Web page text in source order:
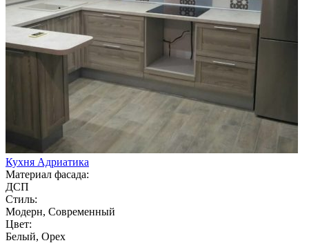
Кухня Адриатика
Материал фасада:
ДСП
Стиль:
Модерн, Современный
Цвет:
Белый, Орех